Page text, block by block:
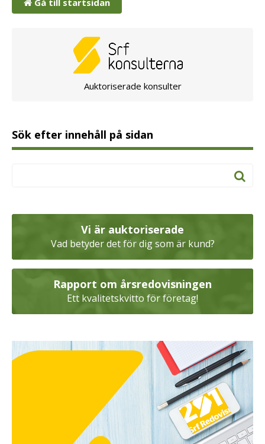
Auktoriserade konsulter
Sök efter innehåll på sidan
Vi är auktoriserade
Vad betyder det för dig som är kund?
Rapport om årsredovisningen
Ett kvalitetskvitto för företag!